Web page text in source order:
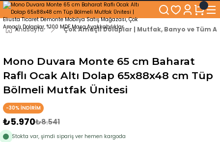
250₺ ve Üzeri Alışverişlerinizde KARGO BEDAVA!
5'er cm Aralıklarla 35 cm'den 100 cm'e kadar Genişliğe Sahip Dolaplar
% 100 Mdf Tekerlekli Masa ile Uzun Ömürlü ve Kolay Kullanım Konforu
Kaliteli hizmet, güvenli alışveriş ve satış sonrası destek
Anasayfa Çok Amaçlı Dolaplar | Mutfak, Banyo ve Tüm
Mono Duvara Monte 65 cm Baharat
Raflı Ocak Altı Dolap 65x88x48 cm Tüp
Bölmeli Mutfak Ünitesi
-30% İNDİRİM
₺5.970₺8.541
Stokta var, şimdi sipariş ver hemen kargoda